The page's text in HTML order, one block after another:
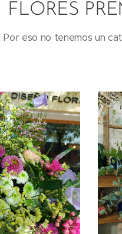
FLORES
Por eso no tenemos un